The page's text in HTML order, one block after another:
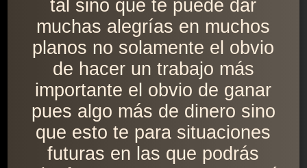
tal sino que te puede dar
muchas alegrías en muchos
planos no solamente el obvio
de hacer un trabajo más
importante el obvio de ganar
pues algo más de dinero sino
que esto te para situaciones
futuras en las que podrás